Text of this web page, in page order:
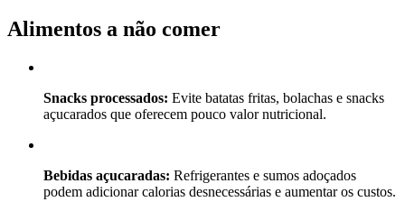
Alimentos a não comer
Snacks processados: Evite batatas fritas, bolachas e snacks
açucarados que oferecem pouco valor nutricional.
Bebidas açucaradas: Refrigerantes e sumos adoçados
podem adicionar calorias desnecessárias e aumentar os custos.